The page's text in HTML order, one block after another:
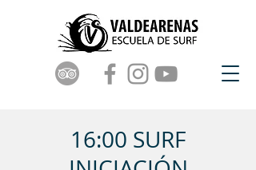
16:00 SURF